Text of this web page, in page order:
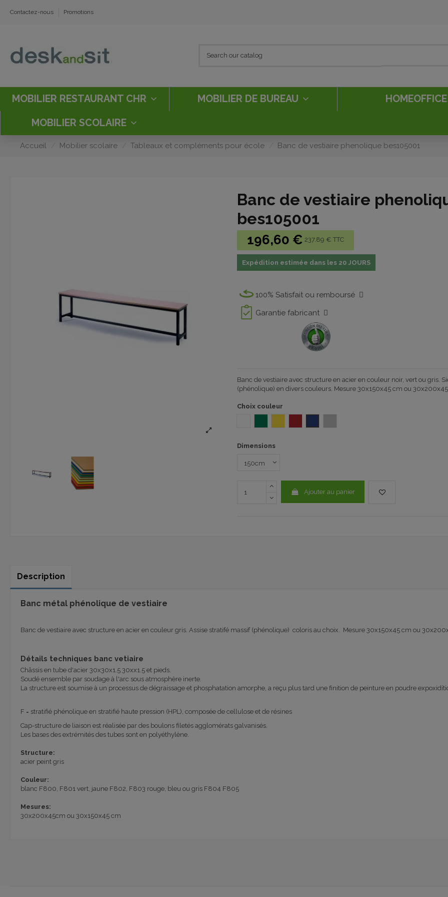
Contactez-nous Promotions
MOBILIER RESTAURANT CHR MOBILIER DE BUREAU HOMEOFFICE
MOBILIER SCOLAIRE
Accueil Mobilier scolaire Tableaux et compléments pour école Banc de vestiaire phenolique bes105001
Banc de vestiaire
bes105001
196,60 € 237.89 € TTC
Expédition estimée dans les 20 JOURS
100% Satisfait ou remboursé
Garantie fabricant
Banc de vestiaire avec structure en acier en couleur noir, vert ou gris.
(phénolique) en divers couleurs. Mesure 30x150x45 cm ou
Choix couleur
Dimensions
Ajouter au panier
Description
Banc métal phénolique de vestiaire
Banc de vestiaire avec structure en acier en couleur gris. Assise stratifé massif (phénolique) coloris au choix. Mesure 30x150x45 cm ou
Détails techniques banc vetiaire
Châssis en tube d'acier 30x30x1.5 30xx1.5 et pieds.
Soudé ensemble par soudage à l'arc sous atmosphère inerte.
La structure est soumise à un processus de dégraissage et phosphatation amorphe, a reçu plus tard une finition de peinture en poudre
F = stratifié phénolique en stratifié haute pression (HPL), composée de cellulose et de résines
Cap-structure de liaison est réalisée par des boulons filetés agglomérats galvanisés.
Les bases des extrémités des tubes sont en polyéthylène.
Structure:
acier peint gris
Couleur:
blanc F800, F801 vert, jaune F802, F803 rouge, bleu ou gris F804 F805
Mesures:
30x200x45cm ou 30x150x45 cm